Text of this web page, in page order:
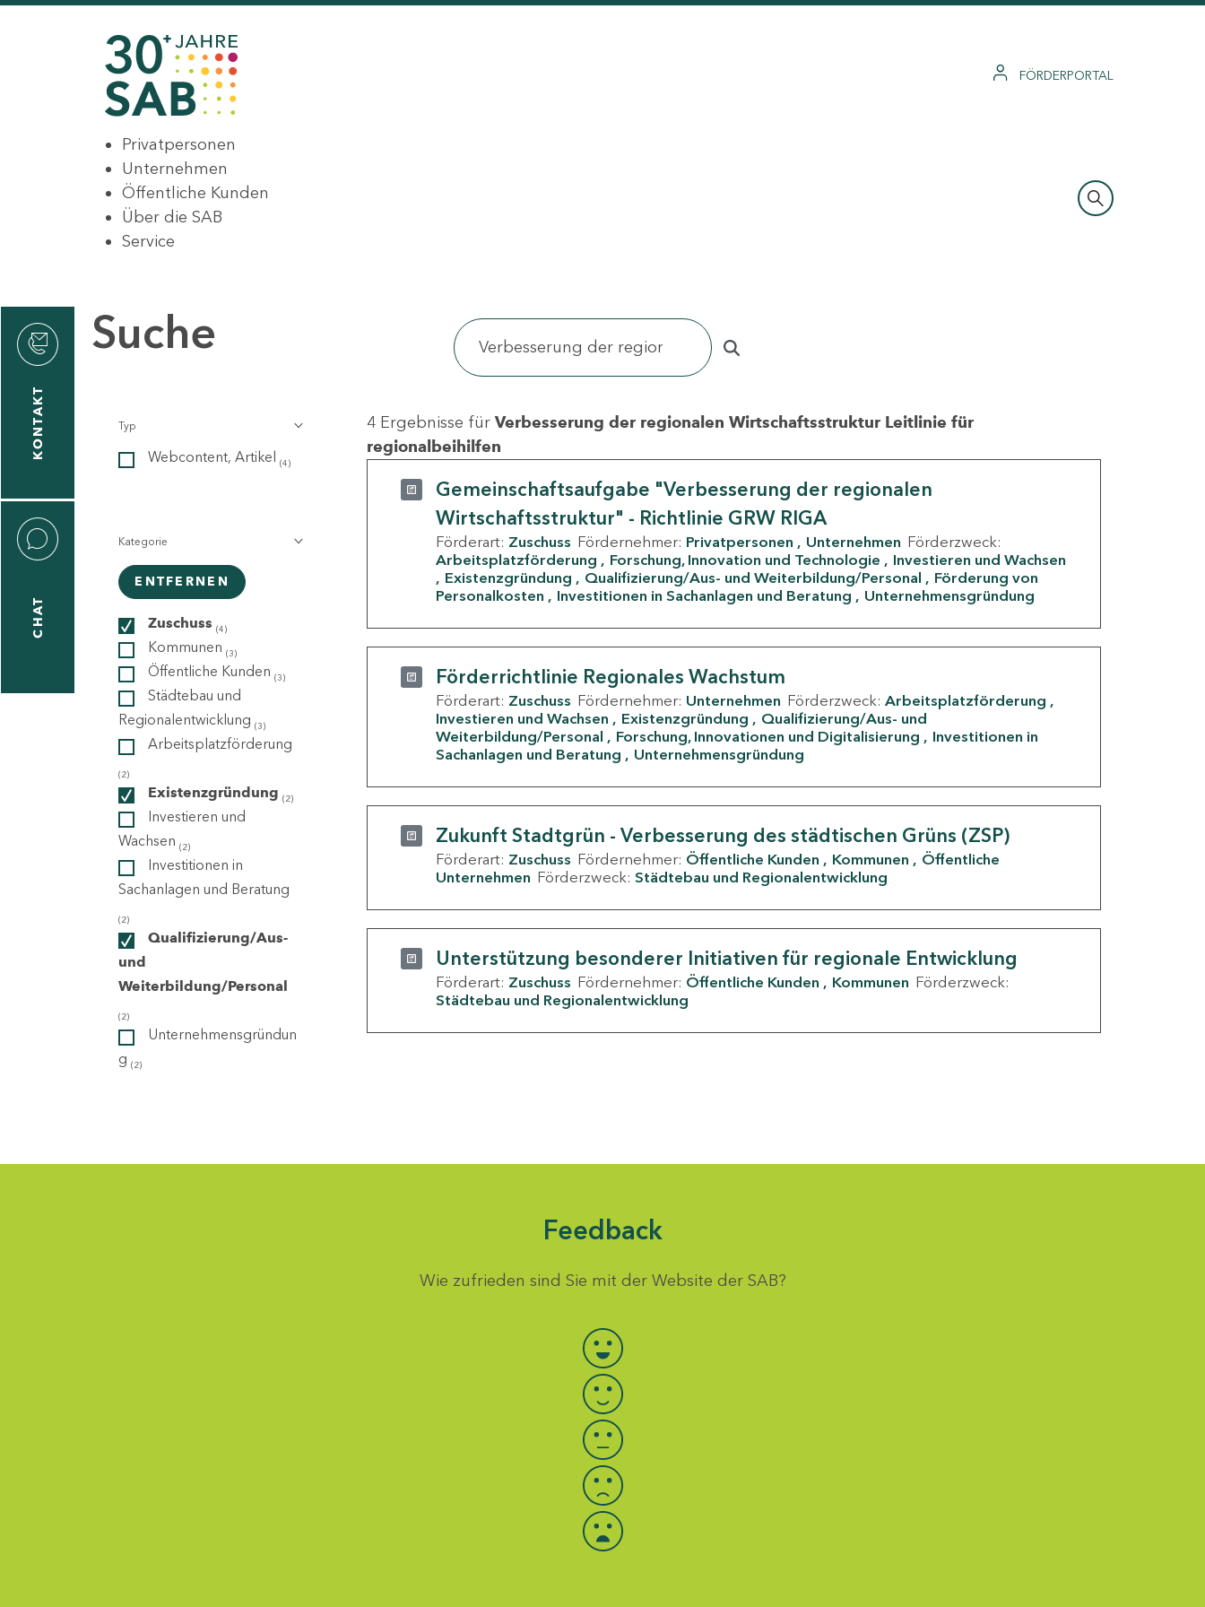
FÖRDERPORTAL
Privatpersonen
Unternehmen
Öffentliche Kunden
Über die SAB
Service
KONTAKT
CHAT
Suche
Typ
Webcontent, Artikel (4)
Kategorie
ENTFERNEN
Zuschuss (4)
Kommunen (3)
Öffentliche Kunden (3)
Städtebau und
Regionalentwicklung (3)
Arbeitsplatzförderung
(2)
Existenzgründung (2)
Investieren und
Wachsen (2)
Investitionen in
Sachanlagen und Beratung
(2)
Qualifizierung/Aus-
und
Weiterbildung/Personal
(2)
Unternehmensgründun
g (2)
4 Ergebnisse für Verbesserung der regionalen Wirtschaftsstruktur Leitlinie für
regionalbeihilfen
Gemeinschaftsaufgabe "Verbesserung der regionalen
Wirtschaftsstruktur" - Richtlinie GRW RIGA
Förderart: Zuschuss Fördernehmer: Privatpersonen Unternehmen Förderzweck:
Arbeitsplatzförderung
Forschung, Innovation und Technologie
Investieren und Wachsen
Existenzgründung
Qualifizierung/Aus- und Weiterbildung/Personal
Förderung von
Personalkosten
Investitionen in Sachanlagen und Beratung Unternehmensgründung
Förderrichtlinie Regionales Wachstum
Förderart: Zuschuss Fördernehmer: Unternehmen Förderzweck: Arbeitsplatzförderung
Investieren und Wachsen
Existenzgründung
Qualifizierung/Aus- und
Weiterbildung/Personal
Forschung, Innovationen und Digitalisierung
Investitionen in
Sachanlagen und Beratung
Unternehmensgründung
Zukunft Stadtgrün - Verbesserung des städtischen Grüns (ZSP)
Förderart: Zuschuss Fördernehmer: Öffentliche Kunden Kommunen
Öffentliche
Unternehmen Förderzweck: Städtebau und Regionalentwicklung
Unterstützung besonderer Initiativen für regionale Entwicklung
Förderart: Zuschuss Fördernehmer: Öffentliche Kunden Kommunen Förderzweck:
Städtebau und Regionalentwicklung
Feedback
Wie zufrieden sind Sie mit der Website der SAB?
Bewertung auswählen